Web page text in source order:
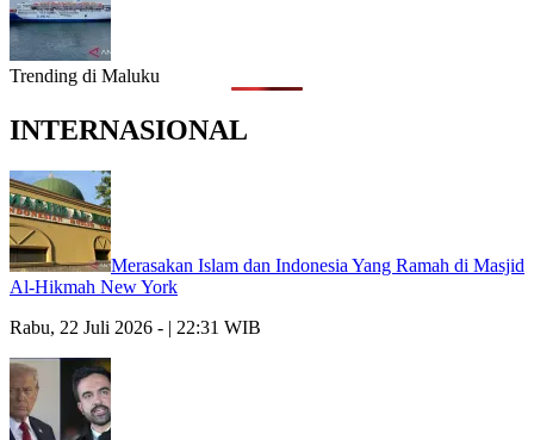
Trending di Maluku
INTERNASIONAL
Merasakan Islam dan Indonesia Yang Ramah di Masjid
Al-Hikmah New York
Rabu, 22 Juli 2026 - | 22:31 WIB